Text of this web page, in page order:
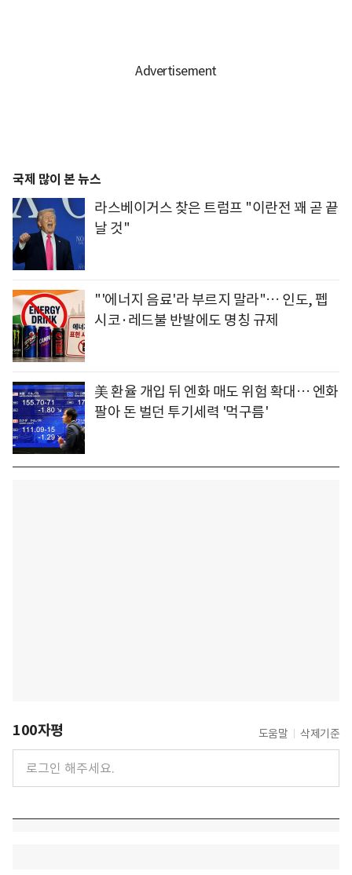
국제 많이 본 뉴스
라스베이거스 찾은 트럼프 "이란전 꽤 곧 끝
날 것"
"'에너지 음료'라 부르지 말라"… 인도, 펩
시코·레드불 반발에도 명칭 규제
美 환율 개입 뒤 엔화 매도 위험 확대… 엔화
팔아 돈 벌던 투기세력 '먹구름'
100자평 도움말 삭제기준